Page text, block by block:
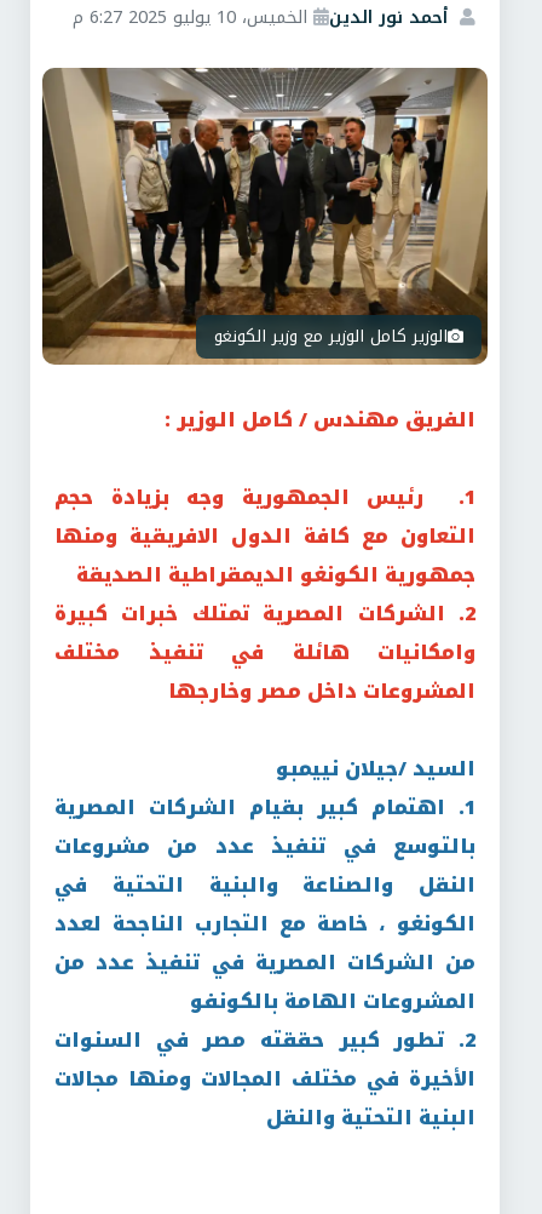
أحمد نور الدين الخميس، 10 يوليو 2025 6:27 م
الوزير كامل الوزير مع وزير الكونغو
الفريق مهندس / كامل الوزير :
1. رئيس الجمهورية وجه بزيادة حجم
التعاون مع كافة الدول الافريقية ومنها
جمهورية الكونغو الديمقراطية الصديقة
2. الشركات المصرية تمتلك خبرات كبيرة
وامكانيات هائلة في تنفيذ مختلف
المشروعات داخل مصر وخارجها
السيد /جيلان نييمبو
1. اهتمام كبير بقيام الشركات المصرية
بالتوسع في تنفيذ عدد من مشروعات
النقل والصناعة والبنية التحتية في
الكونغو ، خاصة مع التجارب الناجحة لعدد
من الشركات المصرية في تنفيذ عدد من
المشروعات الهامة بالكونفو
2. تطور كبير حققته مصر في السنوات
الأخيرة في مختلف المجالات ومنها مجالات
البنية التحتية والنقل